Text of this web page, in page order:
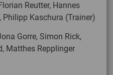
Reutter, Hannes
Kaschura (Trainer)
Gorre, Simon Rick,
Matthes Repplinger